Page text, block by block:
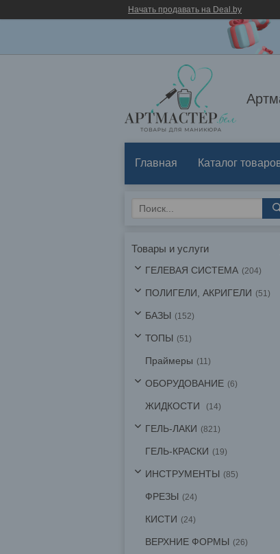
Начать продавать на Deal.by
Главная Каталог
Товары и услуги
ГЕЛЕВАЯ СИСТЕМА 204
ПОЛИГЕЛИ, АКРИГЕЛИ 51
БАЗЫ 152
ТОПЫ 51
Праймеры 11
ОБОРУДОВАНИЕ 6
ЖИДКОСТИ 14
ГЕЛЬ-ЛАКИ 821
ГЕЛЬ-КРАСКИ 19
ИНСТРУМЕНТЫ 85
ФРЕЗЫ 24
КИСТИ 24
ВЕРХНИЕ ФОРМЫ 26